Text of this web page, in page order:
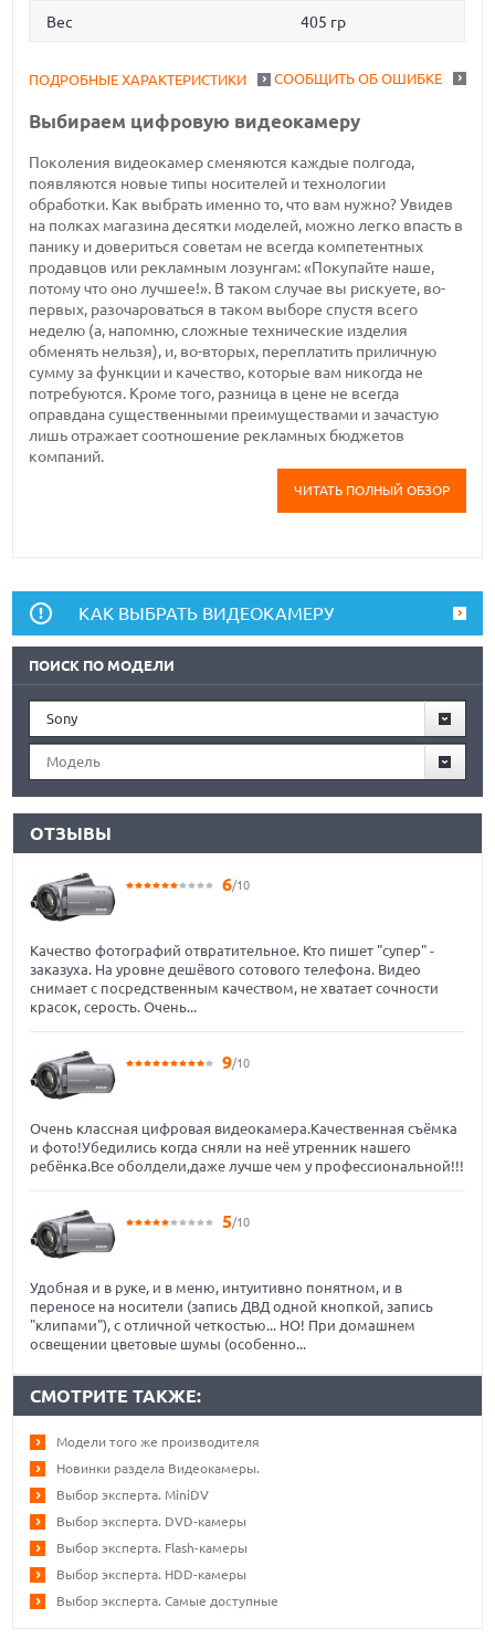
Вес 405 гр
СООБЩИТЬ ОБ ОШИБКЕ
ПОДРОБНЫЕ ХАРАКТЕРИСТИКИ
Выбираем цифровую видеокамеру
Поколения видеокамер сменяются каждые полгода,
появляются новые типы носителей и технологии
обработки. Как выбрать именно то, что вам нужно? Увидев
на полках магазина десятки моделей, можно легко впасть в
панику и довериться советам не всегда компетентных
продавцов или рекламным лозунгам: «Покупайте наше,
потому что оно лучшее!». В таком случае вы рискуете, во-
первых, разочароваться в таком выборе спустя всего
неделю (а, напомню, сложные технические изделия
обменять нельзя), и, во-вторых, переплатить приличную
сумму за функции и качество, которые вам никогда не
потребуются. Кроме того, разница в цене не всегда
оправдана существенными преимуществами и зачастую
лишь отражает соотношение рекламных бюджетов
компаний.
ЧИТАТЬ ПОЛНЫЙ ОБЗОР
КАК ВЫБРАТЬ ВИДЕОКАМЕРУ
ПОИСК ПО МОДЕЛИ
Sony
Модель
ОТЗЫВЫ
6/10
Качество фотографий отвратительное. Кто пишет "супер" -
заказуха. На уровне дешёвого сотового телефона. Видео
снимает с посредственным качеством, не хватает сочности
красок, серость. Очень...
9/10
Очень классная цифровая видеокамера.Качественная съёмка
и фото!Убедились когда сняли на неё утренник нашего
ребёнка.Все оболдели,даже лучше чем у профессиональной!!!
5/10
Удобная и в руке, и в меню, интуитивно понятном, и в
переносе на носители (запись ДВД одной кнопкой, запись
"клипами"), с отличной четкостью... НО! При домашнем
освещении цветовые шумы (особенно...
СМОТРИТЕ ТАКЖЕ:
Модели того же производителя
Новинки раздела Видеокамеры.
Выбор эксперта. MiniDV
Выбор эксперта. DVD-камеры
Выбор эксперта. Flash-камеры
Выбор эксперта. HDD-камеры
Выбор эксперта. Самые доступные